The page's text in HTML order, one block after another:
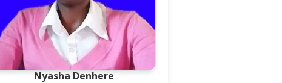
Nyasha Denhere